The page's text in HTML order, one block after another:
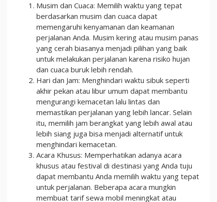
Musim dan Cuaca: Memilih waktu yang tepat
berdasarkan musim dan cuaca dapat
memengaruhi kenyamanan dan keamanan
perjalanan Anda. Musim kering atau musim panas
yang cerah biasanya menjadi pilihan yang baik
untuk melakukan perjalanan karena risiko hujan
dan cuaca buruk lebih rendah.
Hari dan Jam: Menghindari waktu sibuk seperti
akhir pekan atau libur umum dapat membantu
mengurangi kemacetan lalu lintas dan
memastikan perjalanan yang lebih lancar. Selain
itu, memilih jam berangkat yang lebih awal atau
lebih siang juga bisa menjadi alternatif untuk
menghindari kemacetan.
Acara Khusus: Memperhatikan adanya acara
khusus atau festival di destinasi yang Anda tuju
dapat membantu Anda memilih waktu yang tepat
untuk perjalanan. Beberapa acara mungkin
membuat tarif sewa mobil meningkat atau